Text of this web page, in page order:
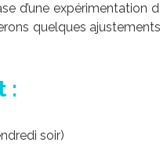
d’une expérimentation
quelques
:
soir)